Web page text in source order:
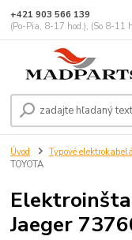
+421 903 566 139
(Po-Pia, 8-17 hod.), (So 8-11
Úvod Typové
TOYOTA
Jaeger